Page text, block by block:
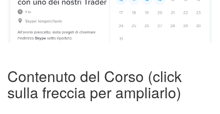
Contenuto del Corso (click
sulla freccia per ampliarlo)